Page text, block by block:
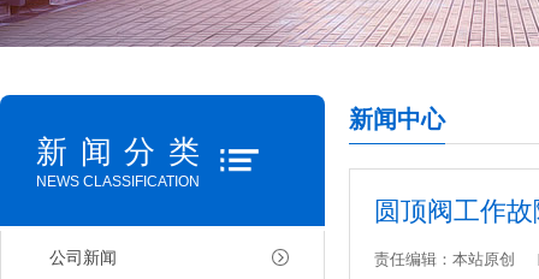
新闻分类
NEWS CLASSIFICATION
公司新闻
新闻中心
圆顶阀工作
责任编辑：本站原创